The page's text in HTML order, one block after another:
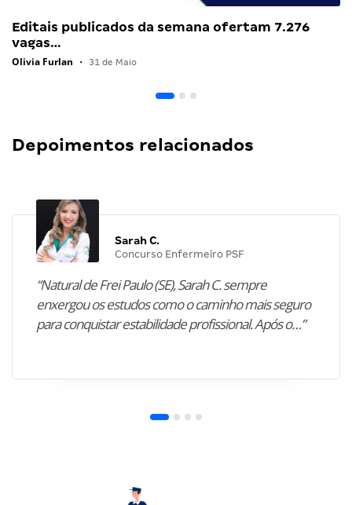
Editais publicados da semana ofertam 7.276
vagas…
Olivia Furlan • 31 de Maio
Depoimentos relacionados
Sarah C.
Concurso Enfermeiro PSF
“Natural de Frei Paulo (SE), Sarah C. sempre
enxergou os estudos como o caminho mais seguro
para conquistar estabilidade profissional. Após o…”